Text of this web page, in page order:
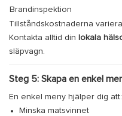
Brandinspektion
Tillståndskostnaderna
Kontakta alltid din lokala
släpvagn.
Steg 5: Skapa en enkel
En enkel meny hjälper dig att:
Minska matsvinnet